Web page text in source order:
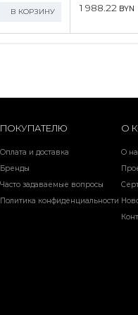
В КОРЗИНУ 1 988.22 BYN
ПОКУПАТЕЛЮ
Оплата и доставка
Бренды
Часто задаваемые вопросы
Политика конфиденциальности
О
О